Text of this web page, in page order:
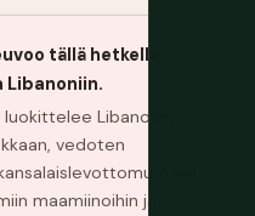
tällä hetkellä
Libanonin
vedoten
maamiinoihin ja